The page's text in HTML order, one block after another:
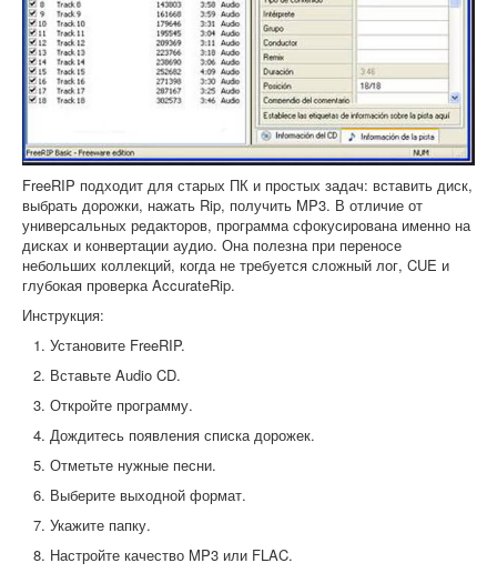
FreeRIP подходит для старых ПК и простых задач: вставить диск,
выбрать дорожки, нажать Rip, получить MP3. В отличие от
универсальных редакторов, программа сфокусирована именно на
дисках и конвертации аудио. Она полезна при переносе
небольших коллекций, когда не требуется сложный лог, CUE и
глубокая проверка AccurateRip.
Инструкция:
Установите FreeRIP.
Вставьте Audio CD.
Откройте программу.
Дождитесь появления списка дорожек.
Отметьте нужные песни.
Выберите выходной формат.
Укажите папку.
Настройте качество MP3 или FLAC.